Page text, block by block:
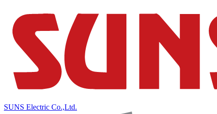
SUNS Electric Co.,Ltd.